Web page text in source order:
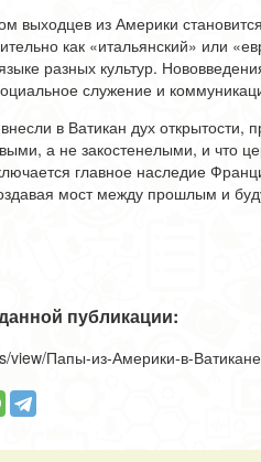
выходцев из Америки
как «итальянский» или
разных культур.
служение и
в Ватикан дух открытости,
а не закостенелыми, и что
главное наследие
мост между прошлым и
публикации:
view/Папы-из-Америки-в-